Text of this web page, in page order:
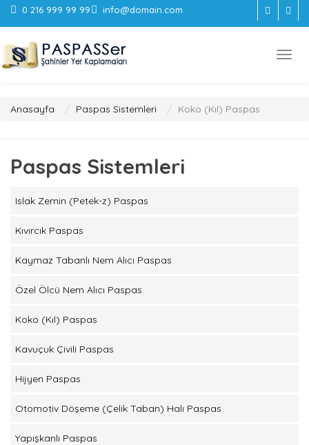
0 216 999 99 99 info@domain.com
Anasayfa Paspas Sistemleri Koko (Kıl) Paspas
Paspas Sistemleri
Islak Zemin (Petek-z) Paspas
Kıvırcık Paspas
Kaymaz Tabanlı Nem Alıcı Paspas
Özel Ölcü Nem Alıcı Paspas
Koko (Kıl) Paspas
Kavuçuk Çivili Paspas
Hijyen Paspas
Otomotiv Döşeme (Çelik Taban) Halı Paspas
Yapışkanlı Paspas